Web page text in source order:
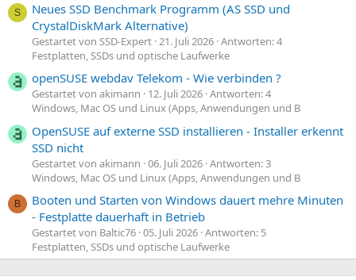
S
Neues SSD Benchmark Programm (AS SSD und
CrystalDiskMark Alternative)
Gestartet von SSD-Expert 21. Juli 2026 Antworten: 4
Festplatten, SSDs und optische Laufwerke
openSUSE webdav Telekom - Wie verbinden ?
Gestartet von akimann 12. Juli 2026 Antworten: 4
Windows, Mac OS und Linux (Apps, Anwendungen und B
OpenSUSE auf externe SSD installieren - Installer erkennt
SSD nicht
Gestartet von akimann 06. Juli 2026 Antworten: 3
Windows, Mac OS und Linux (Apps, Anwendungen und B
B
Booten und Starten von Windows dauert mehre Minuten
- Festplatte dauerhaft in Betrieb
Gestartet von Baltic76 05. Juli 2026 Antworten: 5
Festplatten, SSDs und optische Laufwerke